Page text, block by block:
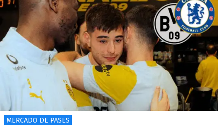
MERCADO DE PASES